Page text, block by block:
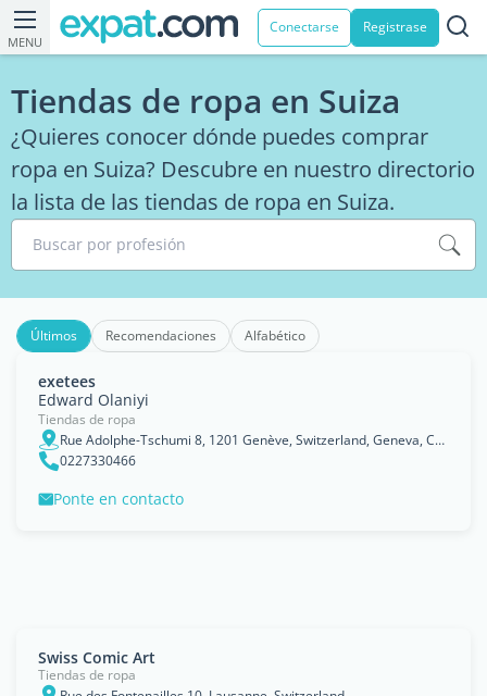
MENU
Conectarse Registrase
Tiendas de ropa en Suiza
¿Quieres conocer dónde puedes comprar
ropa en Suiza? Descubre en nuestro directorio
la lista de las tiendas de ropa en Suiza.
Buscar por profesión
Últimos Recomendaciones Alfabético
exetees
Edward Olaniyi
Tiendas de ropa
Rue Adolphe-Tschumi 8, 1201 Genève, Switzerland, Geneva, Canton of Geneva
0227330466
Ponte en contacto
Swiss Comic Art
Tiendas de ropa